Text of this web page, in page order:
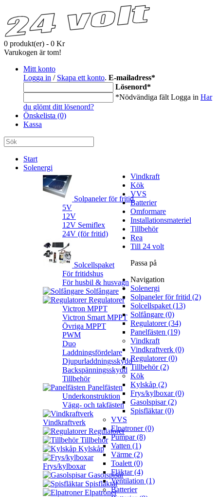
0 produkt(er) - 0 Kr
Varukogen är tom!
Mitt konto
Logga in / Skapa ett konto. E-mailadress*
Lösenord*
*Nödvändiga fält Logga in Har
du glömt ditt lösenord?
Önskelista (0)
Kassa
Start
Solenergi
Solpaneler för fritid
5V
12V
12V Semiflex
24V (för fritid)
Solcellspaket
För fritidshus
För husbil & husvagn
Solfångare
Regulatorer
Victron MPPT
Victron Smart MPPT
Övriga MPPT
PWM
Duo
Laddningsfördelare
Djupurladdningsskydd
Backspänningsskydd
Tillbehör
Panelfästen
Underkonstruktion
Vägg- och takfästen
Vindkraft
Vindkraftverk
Regulatorer
Tillbehör
Kök
Kylskåp
Frys/kylboxar
Gasolspisar
Spisfläktar
VVS
Elpatroner
Batterier
Omformare
Installationsmateriel
Tillbehör
Rea
Till 24 volt
Passa på
Navigation
Solenergi
Solpaneler för fritid (2)
Solcellspaket (13)
Solfångare (0)
Regulatorer (34)
Panelfästen (19)
Vindkraft
Vindkraftverk (0)
Regulatorer (0)
Tillbehör (2)
Kök
Kylskåp (2)
Frys/kylboxar (0)
Gasolspisar (2)
Spisfläktar (0)
VVS
Elpatroner (0)
Pumpar (8)
Vatten (1)
Värme (2)
Toalett (0)
Fläktar (4)
Ventilation (1)
Batterier